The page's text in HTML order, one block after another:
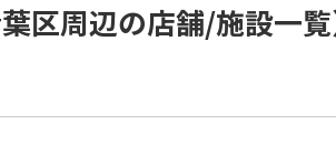
区周辺の店舗/施設一覧